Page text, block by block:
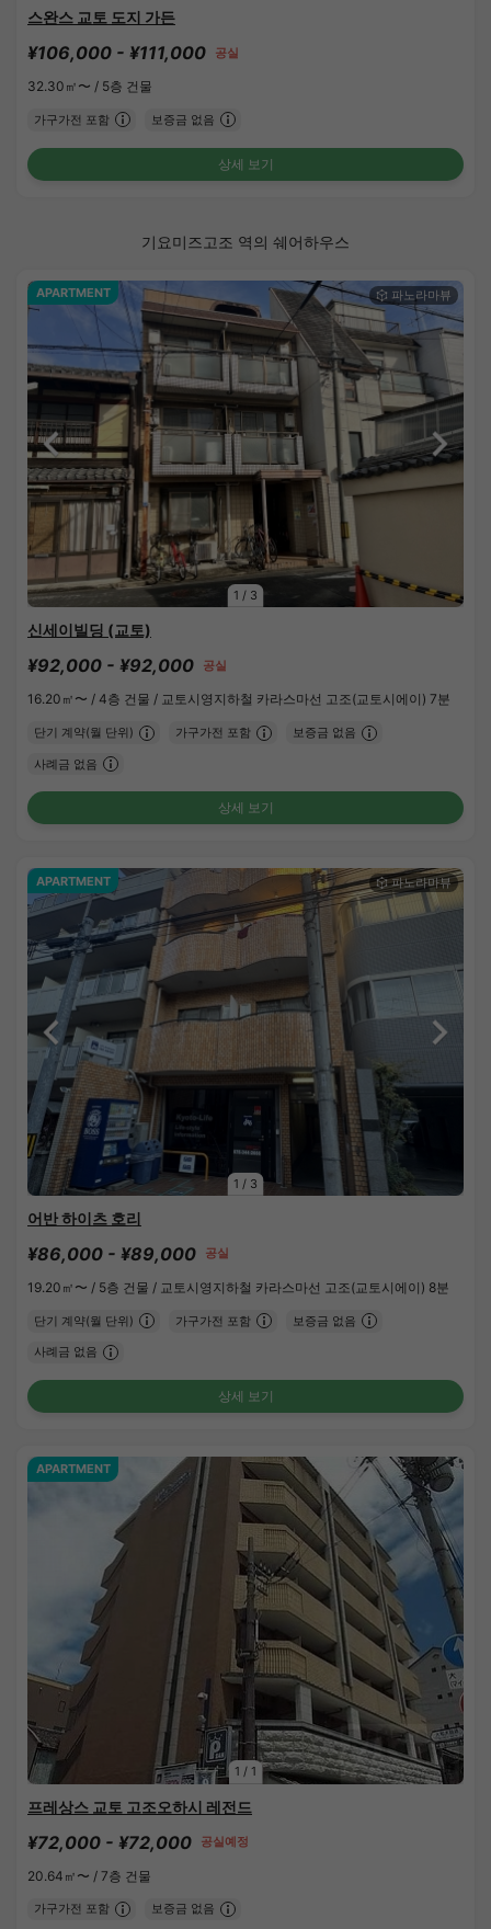
스완스 교토 도지 가든
¥106,000 - ¥111,000 공실
32.30㎡〜 / 5층 건물
가구가전 포함 보증금 없음
상세 보기
기요미즈고조 역의 쉐어하우스
1 / 3
APARTMENT
신세이빌딩 (교토)
¥92,000 - ¥92,000 공실
16.20㎡〜 / 4층 건물 / 교토시영지하철 카라스마선 고조(교토시에이) 7분
단기 계약(월 단위) 가구가전 포함 보증금 없음
사례금 없음
상세 보기
1 / 3
APARTMENT
어반 하이츠 호리
¥86,000 - ¥89,000 공실
19.20㎡〜 / 5층 건물 / 교토시영지하철 카라스마선 고조(교토시에이) 8분
단기 계약(월 단위) 가구가전 포함 보증금 없음
사례금 없음
상세 보기
1 / 1
APARTMENT
프레상스 교토 고조오하시 레전드
¥72,000 - ¥72,000 공실예정
20.64㎡〜 / 7층 건물
가구가전 포함 보증금 없음